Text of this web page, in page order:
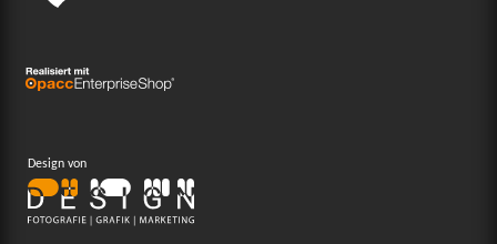
Design von